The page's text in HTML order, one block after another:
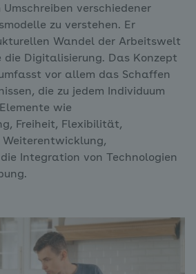
verschiedener
zu verstehen. Er
Wandel der Arbeitswelt
die Digitalisierung. Das Konzept
vor allem das Schaffen
die zu jedem Individuum
wie
Freiheit, Flexibilität,
Weiterentwicklung,
Integration von Technologien